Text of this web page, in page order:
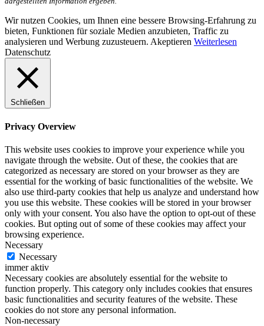
Wir nutzen Cookies, um Ihnen eine bessere Browsing-Erfahrung zu
bieten, Funktionen für soziale Medien anzubieten, Traffic zu
analysieren und Werbung zuzusteuern. Akeptieren Weiterlesen
Datenschutz
Schließen
Privacy Overview
This website uses cookies to improve your experience while you
navigate through the website. Out of these, the cookies that are
categorized as necessary are stored on your browser as they are
essential for the working of basic functionalities of the website. We
also use third-party cookies that help us analyze and understand how
you use this website. These cookies will be stored in your browser
only with your consent. You also have the option to opt-out of these
cookies. But opting out of some of these cookies may affect your
browsing experience.
Necessary
Necessary
immer aktiv
Necessary cookies are absolutely essential for the website to
function properly. This category only includes cookies that ensures
basic functionalities and security features of the website. These
cookies do not store any personal information.
Non-necessary